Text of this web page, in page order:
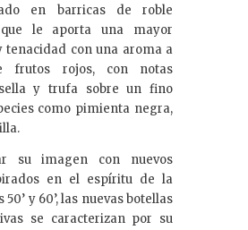
en barricas de roble
le aporta una mayor
tenacidad con una aroma a
frutos rojos, con notas
y trufa sobre un fino
como pimienta negra,
su imagen con nuevos
en el espíritu de la
50’ y 60’, las nuevas botellas
se caracterizan por su